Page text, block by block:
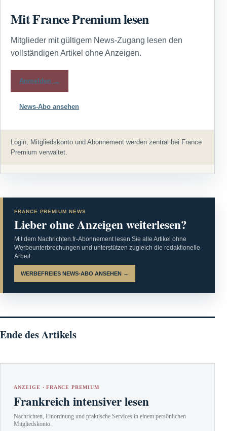
Mit France Premium lesen
Mitglieder mit gültigem News-Zugang lesen den
vollständigen Artikel ohne Anzeigen.
Anmelden →
News-Abo ansehen
Login, Mitgliedskonto und Abonnement werden zentral bei France
Premium verwaltet.
FRANCE PREMIUM NEWS
Lieber ohne Anzeigen weiterlesen?
Mit dem Nachrichten.fr-Abonnement lesen Sie alle Artikel ohne
Werbeunterbrechungen und unterstützen zugleich die redaktionelle
Arbeit.
WERBEFREIES NEWS-ABO ANSEHEN →
Ende des Artikels
ANZEIGE · FRANCE PREMIUM
Frankreich intensiver lesen
Nachrichten, Einordnung und praktische Services in einem persönlichen
Mitgliedskonto.